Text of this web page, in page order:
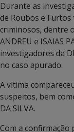
Durante as
de Roubos e
criminosos, dentre
ANDREU e ISAIAS
investigadores da
no caso apurado.
A vítima
suspeitos, bem
DA SILVA.
Com a confirmação